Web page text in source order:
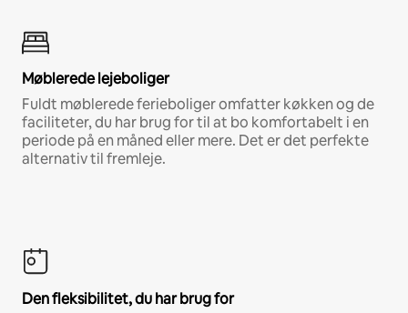
Møblerede lejeboliger
Fuldt møblerede ferieboliger omfatter køkken og de
faciliteter, du har brug for til at bo komfortabelt i en
periode på en måned eller mere. Det er det perfekte
alternativ til fremleje.
Den fleksibilitet, du har brug for